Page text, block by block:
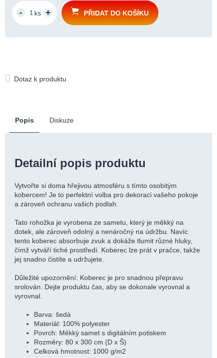
cena:
PŘIDAT DO KOŠÍKU
Popis Diskuze
Detailní popis produktu
Vytvořte si doma hřejivou atmosféru s tímto osobitým
kobercem! Je to perfektní volba pro dekoraci vašeho pokoje
a zároveň ochranu vašich podlah.
Tato rohožka je vyrobena ze sametu, který je měkký na
dotek, ale zároveň odolný a nenáročný na údržbu. Navíc
tento koberec absorbuje zvuk a dokáže tlumit různé hluky,
čímž vytváří tiché prostředí. Koberec lze prát v pračce, takže
jej snadno čistíte a udržujete.
Důležité upozornění: Koberec je pro snadnou přepravu
srolován. Dejte produktu čas, aby se dokonale vyrovnal a
vyrovnal.
Barva: šedá
Materiál: 100% polyester
Povrch: Měkký samet s digitálním potiskem
Rozměry: 80 x 300 cm (D x Š)
Celková hmotnost: 1000 g/m2